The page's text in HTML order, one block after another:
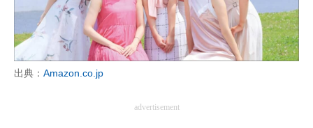
出典： Amazon.co.jp
advertisement